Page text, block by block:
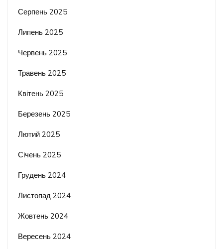
Серпень 2025
Липень 2025
Червень 2025
Травень 2025
Квітень 2025
Березень 2025
Лютий 2025
Січень 2025
Грудень 2024
Листопад 2024
Жовтень 2024
Вересень 2024